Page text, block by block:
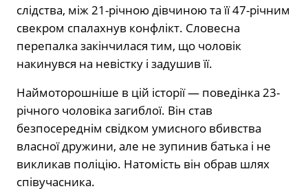
слідства, між 21-річною дівчиною та її 47-річним
свекром спалахнув конфлікт. Словесна
перепалка закінчилася тим, що чоловік
накинувся на невістку і задушив її.
Наймоторошніше в цій історії — поведінка 23-
річного чоловіка загиблої. Він став
безпосереднім свідком умисного вбивства
власної дружини, але не зупинив батька і не
викликав поліцію. Натомість він обрав шлях
співучасника.